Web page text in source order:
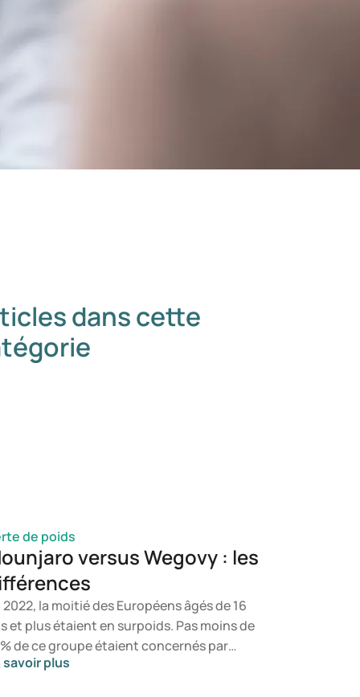
dans cette
de poids
versus Wegovy : les
2022, la moitié des Européens âgés de 16
et plus étaient en surpoids. Pas moins de
% de ce groupe étaient concernés par
Un mode de vie sain et une
savoir plus